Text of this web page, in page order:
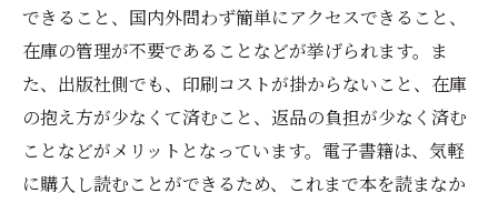
できること、国内外問わず簡単にアクセスできること、
在庫の管理が不要であることなどが挙げられます。ま
た、出版社側でも、印刷コストが掛からないこと、在庫
の抱え方が少なくて済むこと、返品の負担が少なく済む
ことなどがメリットとなっています。電子書籍は、気軽
に購入し読むことができるため、これまで本を読まなか